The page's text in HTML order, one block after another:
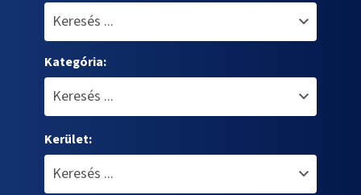
Kategória:
Kerület: